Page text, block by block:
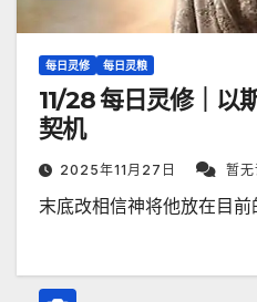
每日灵修 每日灵粮
11/28 每日灵修｜以
契机
2025年11月27日 暂
末底改相信神将他放在目